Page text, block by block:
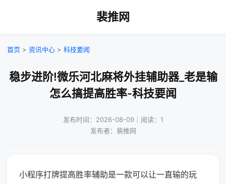
裴推网
首页 > 资讯中心 > 科技要闻
稳步进阶!微乐河北麻将外挂辅助器_老是输
怎么搞提高胜率-科技要闻
发布时间：2026-08-09｜阅读：1
发布者：裴推网
小程序打牌提高胜率辅助是一款可以让一直输的玩